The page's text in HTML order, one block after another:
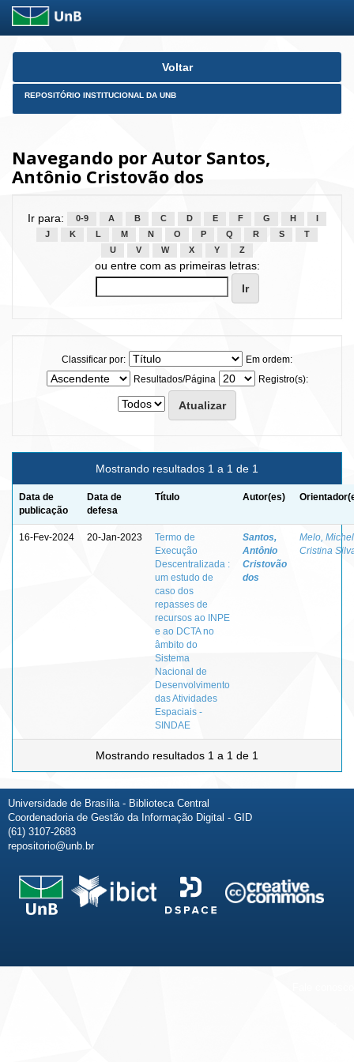
Skip
Voltar
REPOSITÓRIO INSTITUCIONAL DA UNB
Navegando por Autor Santos,
Antônio Cristovão dos
Ir para: 0-9 A B C D E F G H
J
K L M N O P Q R S
T
U
V W X Y Z
ou entre com as primeiras letras:
Classificar por:
Em ordem:
Resultados/Página
Registro(s):
Mostrando resultados 1 a 1 de 1
Data de
publicação
Data de
defesa
Título Autor(es)
16-Fev-2024 20-Jan-2023
Termo de
Execução
Descentralizada :
um estudo de
caso dos
repasses de
recursos ao INPE
e ao DCTA no
âmbito do
Sistema
Nacional de
Desenvolvimento
das Atividades
Espaciais -
SINDAE
Santos,
Antônio
Cristovão
dos
Melo,
Cristina
Mostrando resultados 1 a 1 de 1
Universidade de Brasília - Biblioteca Central
Coordenadoria de Gestão da Informação Digital - GID
(61) 3107-2683
repositorio@unb.br